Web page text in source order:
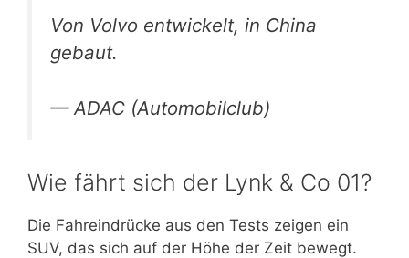
Von Volvo entwickelt, in China
gebaut.
— ADAC (Automobilclub)
Wie fährt sich der Lynk & Co 01?
Die Fahreindrücke aus den Tests zeigen ein
SUV, das sich auf der Höhe der Zeit bewegt.